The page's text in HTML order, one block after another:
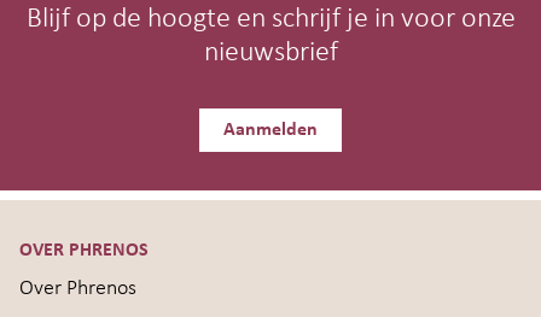
Blijf op de hoogte en schrijf je in voor onze
nieuwsbrief
Aanmelden
OVER PHRENOS
Over Phrenos